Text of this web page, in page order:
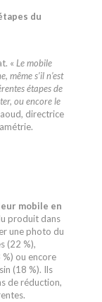
du
« Le mobile
même s’il n’est
étapes de
ou encore le
directrice
mobile en
produit dans
une photo du
(22 %),
ou encore
(18 %). Ils
de réduction,